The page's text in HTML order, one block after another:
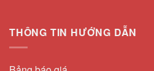
THÔNG TIN HƯỚNG DẪN